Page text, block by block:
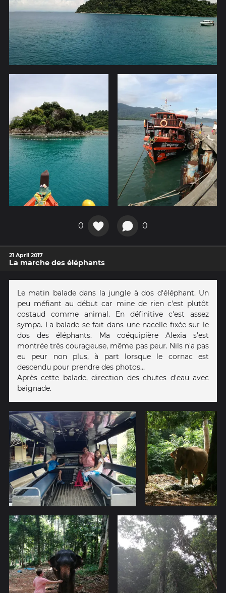
0 0
21 April 2017
La marche des éléphants
Le matin balade dans la jungle à dos d'éléphant. Un
peu méfiant au début car mine de rien c'est plutôt
costaud comme animal. En définitive c'est assez
sympa. La balade se fait dans une nacelle fixée sur le
dos des éléphants. Ma coéquipière Alexia s'est
montrée très courageuse, même pas peur. Nils n'a pas
eu peur non plus, à part lorsque le cornac est
descendu pour prendre des photos...
Après cette balade, direction des chutes d'eau avec
baignade.